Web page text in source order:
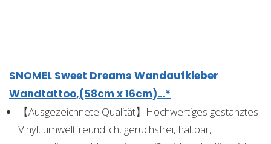
SNOMEL Sweet Dreams Wandaufkleber
Wandtattoo,(58cm x 16cm)…*
【Ausgezeichnete Qualität】Hochwertiges gestanztes
Vinyl, umweltfreundlich, geruchsfrei, haltbar,